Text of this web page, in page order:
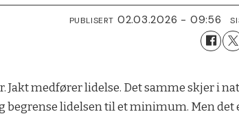
PUBLISERT 02.03.2026 - 09:56
Jakt medfører lidelse. Det samme skjer i
lidelsen til et minimum. Men det